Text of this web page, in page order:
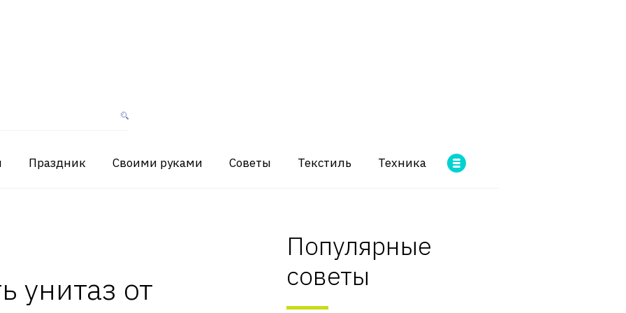
Праздник Своими руками Советы Текстиль Техника
унитаз от
Популярные
советы